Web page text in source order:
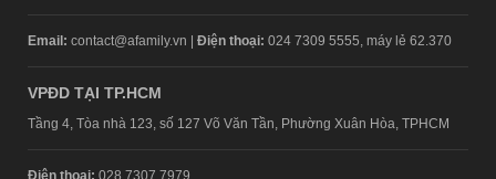
Email: contact@afamily.vn | Điện thoại: 024 7309 5555, máy lẻ 62.370
VPĐD TẠI TP.HCM
Tầng 4, Tòa nhà 123, số 127 Võ Văn Tần, Phường Xuân Hòa, TPHCM